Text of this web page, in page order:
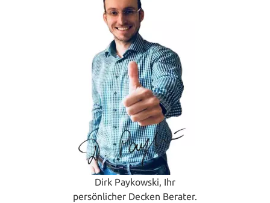
Dirk Paykowski, Ihr
persönlicher Decken Berater.